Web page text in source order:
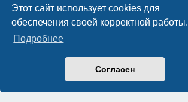
Этот сайт использует cookies для
обеспечения своей корректной работы.
Подробнее
Согласен